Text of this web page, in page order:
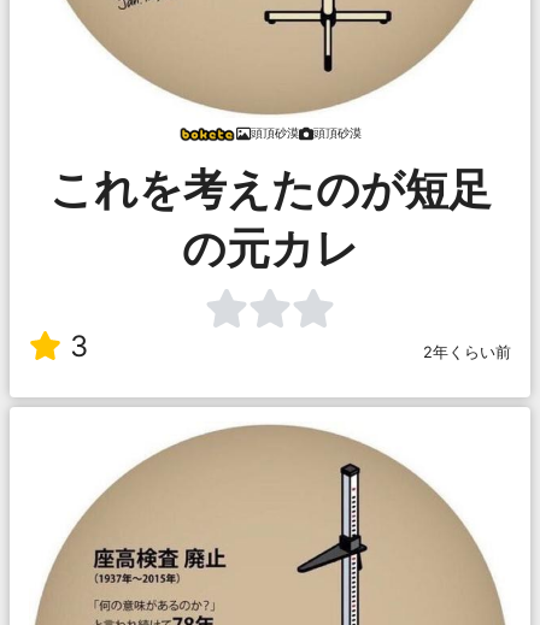
頭頂砂漠 頭頂砂漠
これを考えたのが短足
の元カレ
3 2年くらい前